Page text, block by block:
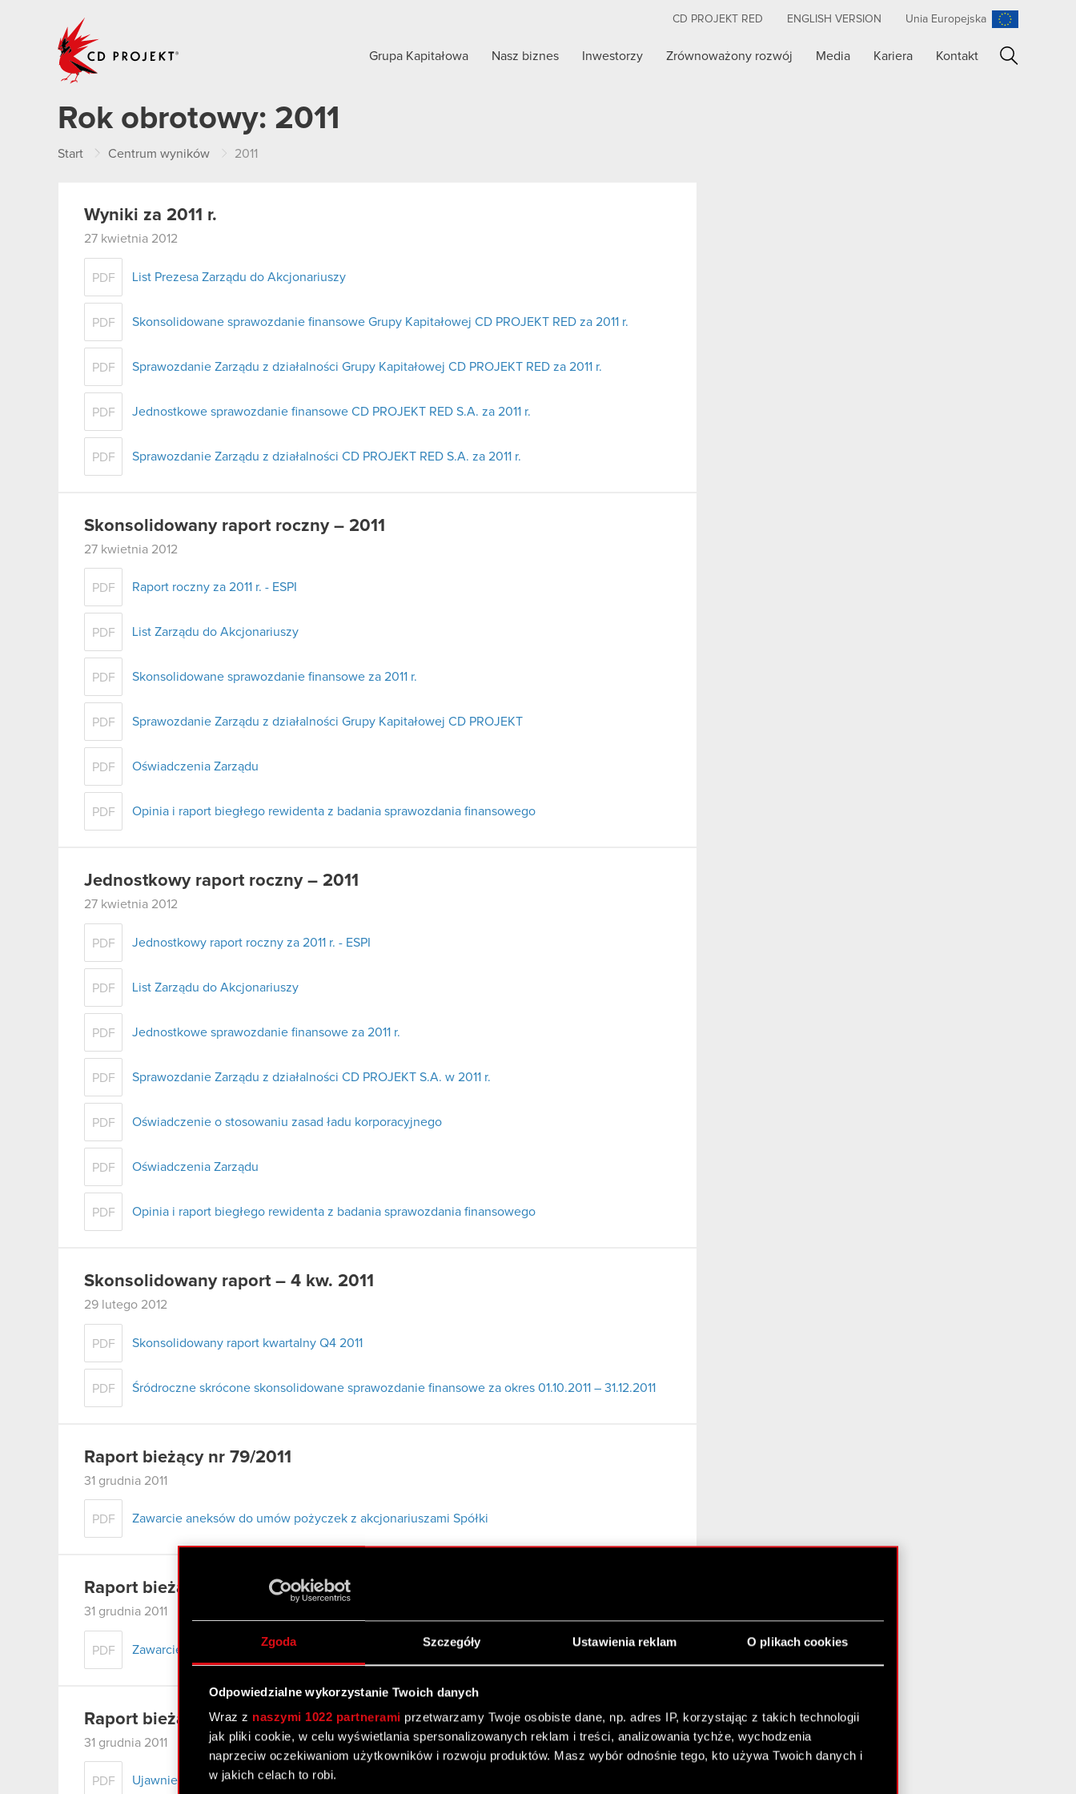
Zgoda Szczegóły Ustawienia reklam O plikach cookies
Odpowiedzialne wykorzystanie Twoich danych
Wraz z naszymi 1022 partnerami przetwarzamy Twoje osobiste dane, np. adres IP, korzystając z takich technologii
jak pliki cookie, w celu wyświetlania spersonalizowanych reklam i treści, analizowania tychże, wychodzenia
naprzeciw oczekiwaniom użytkowników i rozwoju produktów. Masz wybór odnośnie tego, kto używa Twoich danych i
w jakich celach to robi.
CD PROJEKT RED ENGLISH VERSION Unia Europejska
Grupa Kapitałowa Nasz biznes Inwestorzy Zrównoważony rozwój Media Kariera Kontakt
Rok obrotowy: 2011
Start Centrum wyników 2011
Wyniki za 2011 r.
27 kwietnia 2012
PDF List Prezesa Zarządu do Akcjonariuszy
PDF Skonsolidowane sprawozdanie finansowe Grupy Kapitałowej CD PROJEKT RED za 2011 r.
PDF Sprawozdanie Zarządu z działalności Grupy Kapitałowej CD PROJEKT RED za 2011 r.
PDF Jednostkowe sprawozdanie finansowe CD PROJEKT RED S.A. za 2011 r.
PDF Sprawozdanie Zarządu z działalności CD PROJEKT RED S.A. za 2011 r.
Skonsolidowany raport roczny – 2011
27 kwietnia 2012
PDF Raport roczny za 2011 r. - ESPI
PDF List Zarządu do Akcjonariuszy
PDF Skonsolidowane sprawozdanie finansowe za 2011 r.
PDF Sprawozdanie Zarządu z działalności Grupy Kapitałowej CD PROJEKT
PDF Oświadczenia Zarządu
PDF Opinia i raport biegłego rewidenta z badania sprawozdania finansowego
Jednostkowy raport roczny – 2011
27 kwietnia 2012
PDF Jednostkowy raport roczny za 2011 r. - ESPI
PDF List Zarządu do Akcjonariuszy
PDF Jednostkowe sprawozdanie finansowe za 2011 r.
PDF Sprawozdanie Zarządu z działalności CD PROJEKT S.A. w 2011 r.
PDF Oświadczenie o stosowaniu zasad ładu korporacyjnego
PDF Oświadczenia Zarządu
PDF Opinia i raport biegłego rewidenta z badania sprawozdania finansowego
Skonsolidowany raport – 4 kw. 2011
29 lutego 2012
PDF Skonsolidowany raport kwartalny Q4 2011
PDF Śródroczne skrócone skonsolidowane sprawozdanie finansowe za okres 01.10.2011 – 31.12.2011
Raport bieżący nr 79/2011
31 grudnia 2011
PDF Zawarcie aneksów do umów pożyczek z akcjonariuszami Spółki
Raport bieżący nr 78/2011
31 grudnia 2011
PDF Zawarcie aneksu do znaczącej umowy
Raport bieżący nr 77/2011
31 grudnia 2011
PDF Ujawnienie informacji dotyczącej umowy znaczącej